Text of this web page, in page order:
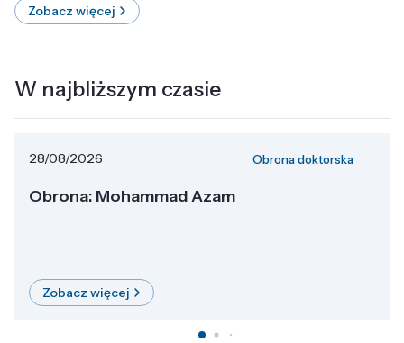
Zobacz więcej
W najbliższym czasie
28/08/2026 Obrona doktorska
Obrona: Mohammad Azam
Zobacz więcej